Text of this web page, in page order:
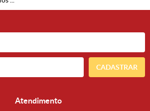
CADASTRAR
Atendimento